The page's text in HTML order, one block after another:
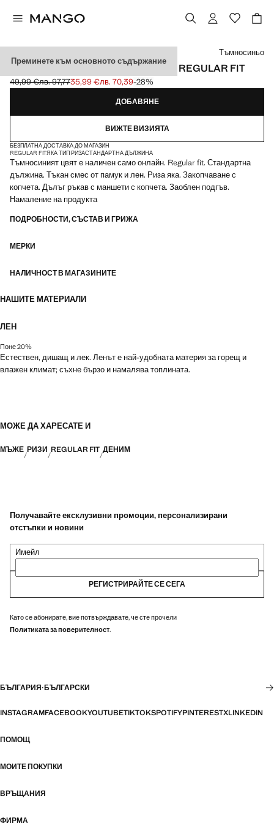
Преминете към основното съдържание
РИЗА ОТ ДЕНИМ ОТ ПАМУК И ЛЕН, REGULAR FIT
Задраскана първоначална цена [49,99 € лв. 97,77]
49,99 €лв. 97,77
Текуща цена [35,99 € лв. 70,39]
35,99 €лв. 70,39-28%
Изберете цвят
Тъмносиньо
ДОБАВЯНЕ
ВИЖТЕ ВИЗИЯТА
БЕЗПЛАТНА ДОСТАВКА ДО МАГАЗИН
REGULAR FITЯКА ТИП РИЗАСТАНДАРТНА ДЪЛЖИНА
Тъмносиният цвят е наличен само онлайн. Regular fit. Стандартна
дължина. Тъкан смес от памук и лен. Риза яка. Закопчаване с
копчета. Дълъг ръкав с маншети с копчета. Заоблен подгъв.
Намаление на продукта
ПОДРОБНОСТИ, СЪСТАВ И ГРИЖА
МЕРКИ
НАЛИЧНОСТ В МАГАЗИНИТЕ
НАШИТЕ МАТЕРИАЛИ
ЛЕН
Поне 20%
Естествен, дишащ и лек. Ленът е най-удобната материя за горещ и
влажен климат; съхне бързо и намалява топлината.
МОЖЕ ДА ХАРЕСАТЕ И
МЪЖЕ РИЗИ REGULAR FIT ДЕНИМ
Получавайте ексклузивни промоции, персонализирани
отстъпки и новини
Имейл
РЕГИСТРИРАЙТЕ СЕ СЕГА
Като се абонирате, вие потвърждавате, че сте прочели
Политиката за поверителност.
БЪЛГАРИЯ·БЪЛГАРСКИ
INSTAGRAMFACEBOOKYOUTUBETIKTOKSPOTIFYPINTERESTXLINKEDIN
ПОМОЩ
МОИТЕ ПОКУПКИ
ВРЪЩАНИЯ
ФИРМА